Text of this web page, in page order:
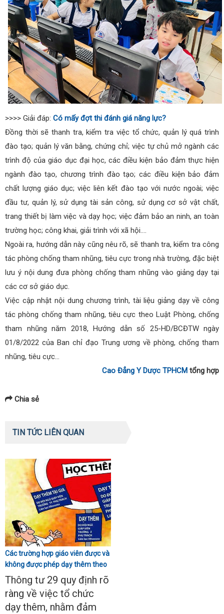
>>>> Giải đáp: Có mấy đợt thi đánh giá năng lực?
Đồng thời sẽ thanh tra, kiểm tra việc tổ chức, quản lý quá trình
đào tạo; quản lý văn bằng, chứng chỉ; việc tự chủ mở ngành các
trình độ của giáo dục đại học, các điều kiện bảo đảm thực hiện
ngành đào tạo, chương trình đào tạo; các điều kiện bảo đảm
chất lượng giáo dục; việc liên kết đào tạo với nước ngoài; việc
đầu tư, quản lý, sử dụng tài sản công, sử dụng cơ sở vật chất,
trang thiết bị làm việc và dạy học; việc đảm bảo an ninh, an toàn
trường học; công khai, giải trình với xã hội….
Ngoài ra, hướng dẫn này cũng nêu rõ, sẽ thanh tra, kiểm tra công
tác phòng chống tham nhũng, tiêu cực trong nhà trường, đặc biệt
lưu ý nội dung đưa phòng chống tham nhũng vào giảng dạy tại
các cơ sở giáo dục.
Việc cập nhật nội dung chương trình, tài liệu giảng dạy về công
tác phòng chống tham nhũng, tiêu cực theo Luật Phòng, chống
tham nhũng năm 2018, Hướng dẫn số 25-HD/BCĐTW ngày
01/8/2022 của Ban chỉ đạo Trung ương về phòng, chống tham
nhũng, tiêu cực…
Cao Đẳng Y Dược TPHCM tổng hợp
Chia sẻ
TIN TỨC LIÊN QUAN
Các trường hợp giáo viên được và
không được phép dạy thêm theo
Thông tư 29
Thông tư 29 quy định rõ
ràng về việc tổ chức
dạy thêm, nhằm đảm